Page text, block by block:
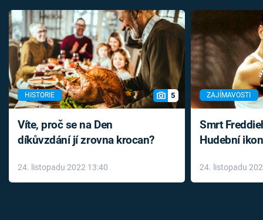
HISTORIE 5
Víte, proč se na Den
díkůvzdání jí zrovna krocan?
24. listopadu 2022 13:40
ZAJÍMAVOSTI
Smrt
Hudební
léky
24. listopadu